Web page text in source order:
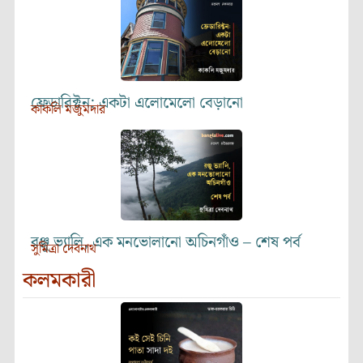
ফ্রেডারিক্টন: একটা এলোমেলো বেড়ানো
কাকলি মজুমদার
রঞ্জু ভ্যালি, এক মনভোলানো অচিনগাঁও – শেষ পর্ব
সুমিত্রা দেবনাথ
কলমকারী